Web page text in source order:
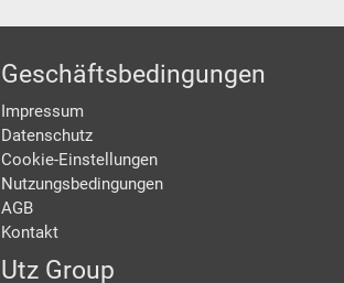
Geschäftsbedingungen
Impressum
Datenschutz
Cookie-Einstellungen
Nutzungsbedingungen
AGB
Kontakt
Utz Group